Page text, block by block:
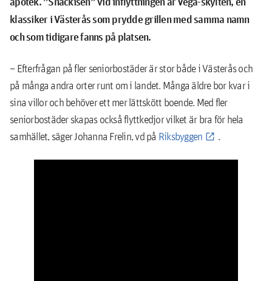
klassiker i Västerås som prydde grillen med samma namn
och som tidigare fanns på platsen.
– Efterfrågan på fler seniorbostäder är stor både i Västerås och
på många andra orter runt om i landet. Många äldre bor kvar i
sina villor och behöver ett mer lättskött boende. Med fler
seniorbostäder skapas också flyttkedjor vilket är bra för hela
samhället, säger Johanna Frelin, vd på Riksbyggen .